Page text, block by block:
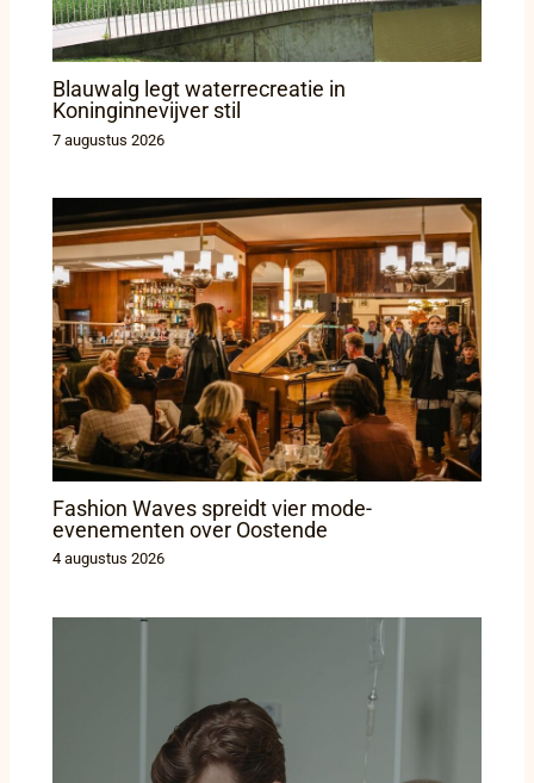
Blauwalg legt waterrecreatie in
Koninginnevijver stil
7 augustus 2026
Fashion Waves spreidt vier mode-
evenementen over Oostende
4 augustus 2026